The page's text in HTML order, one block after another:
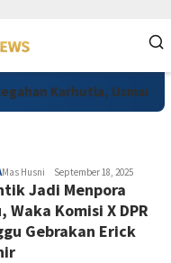
Karhutla, Usman
Mas Husni September 18, 2025
Jadi Menpora
Waka Komisi X DPR
Gebrakan Erick